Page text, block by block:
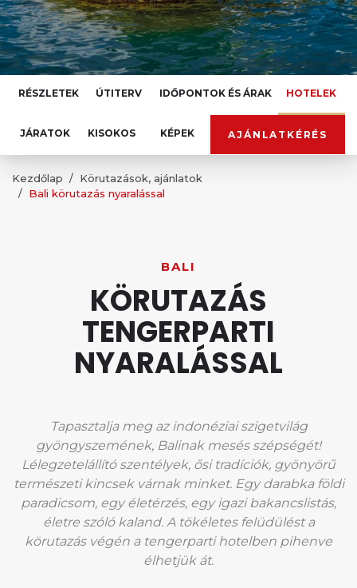
RÉSZLETEK ÚTITERV IDŐPONTOK ÉS ÁRAK HOTELEK
JÁRATOK KISOKOS KÉPEK AJÁNLATKÉRÉS
Kezdőlap
Körutazások, ajánlatok
Bali körutazás nyaralással
BALI
KÖRUTAZÁS
TENGERPARTI
NYARALÁSSAL
Tapasztalja meg az indonéziai szigetvilág
gyöngyszemének, Balinak mesés szépségét!
Lélegzetelállító szentélyek, ősi tradíciók, gyönyörű
természeti kincsek várnak minket. Egy darabka földi
paradicsom, egy életérzés, egy igazi bakancslistás,
életre szóló kaland. A tökéletes felüdülést a
körutazás végén a tengerparti hotelben pihenve
élhetjük át.